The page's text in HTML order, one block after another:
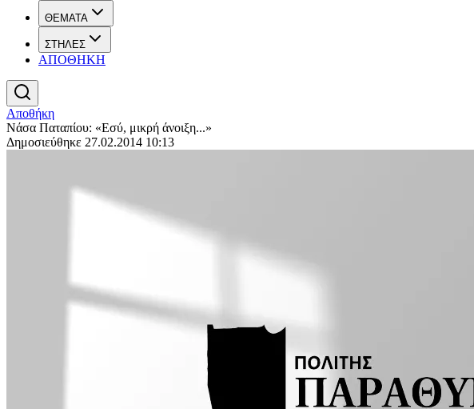
ΘΕΜΑΤΑ
ΣΤΗΛΕΣ
ΑΠΟΘΗΚΗ
Αποθήκη
Νάσα Παταπίου: «Εσύ, μικρή άνοιξη...»
Δημοσιεύθηκε 27.02.2014 10:13